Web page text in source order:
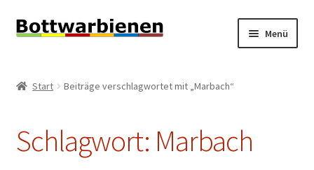
Zur
Zum
Menü
INFORMATIONEN
Start Beiträge verschlagwortet mit „Marbach“
Schlagwort: Marbach